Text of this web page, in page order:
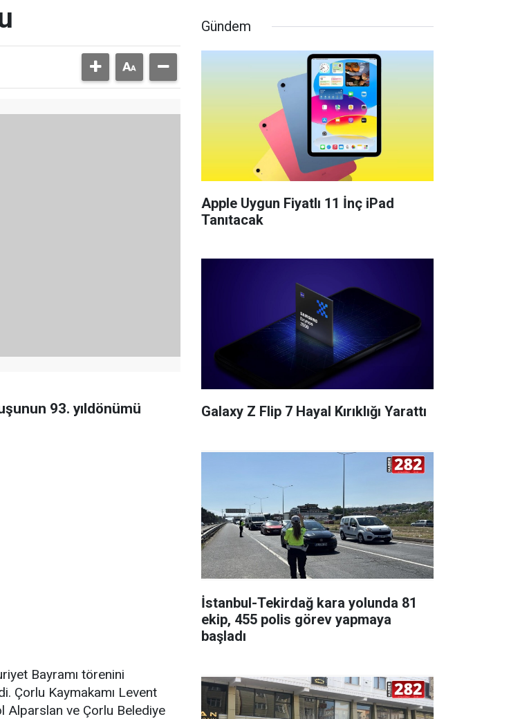
93. yıldönümü
Bayramı törenini
Çorlu Kaymakamı Levent
Alparslan ve Çorlu Belediye
Gündem
Apple Uygun Fiyatlı 11 İnç iPad
Tanıtacak
Galaxy Z Flip 7 Hayal Kırıklığı Yarattı
İstanbul-Tekirdağ kara yolunda 81
ekip, 455 polis görev yapmaya
başladı